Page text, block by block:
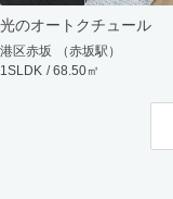
光のオートクチュール
港区赤坂 （赤坂駅）
1SLDK / 68.50㎡